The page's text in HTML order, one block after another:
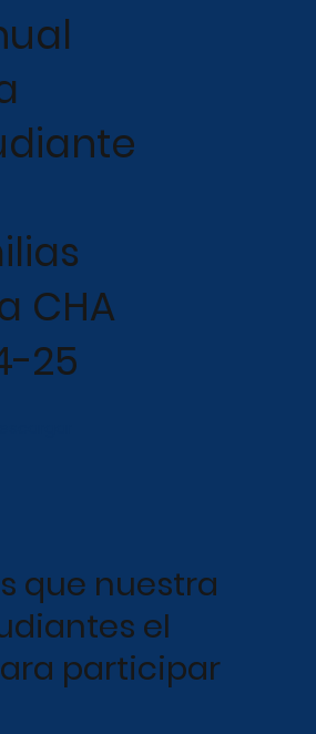
CHA
25
que nuestra
el
participar